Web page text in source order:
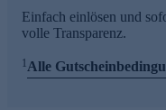
Einfach einlösen und
volle Transparenz.
1Alle